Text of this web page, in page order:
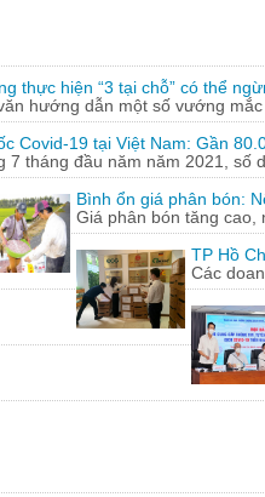
thực hiện “3 tại chỗ” có thể
hướng dẫn một số vướng
Covid-19 tại Việt Nam: Gần
7 tháng đầu năm năm 2021, số
Bình ổn giá phân bón:
Giá phân bón tăng
TP Hồ
Các